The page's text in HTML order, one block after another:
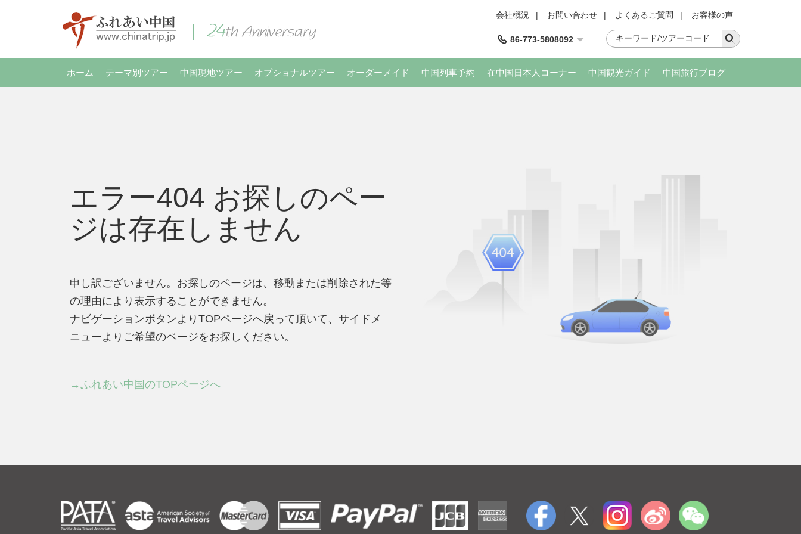
会社概況 | お問い合わせ | よくあるご質問 | お客様の声
86-773-5808092
ホーム テーマ別ツアー 中国現地ツアー オプショナルツアー オーダーメイド 中国列車予約 在中国日本人コーナー 中国観光ガイド 中国旅行ブログ
エラー404 お探しのペー
ジは存在しません
申し訳ございません。お探しのページは、移動または削除された等
の理由により表示することができません。
ナビゲーションボタンよりTOPページへ戻って頂いて、サイドメ
ニューよりご希望のページをお探しください。
→ふれあい中国のTOPページへ